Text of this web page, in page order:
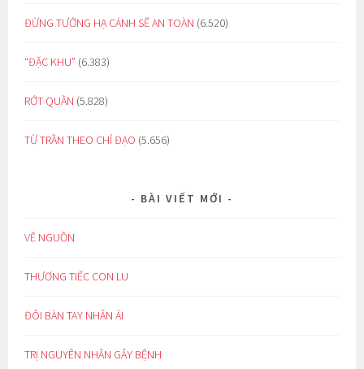
ĐỪNG TƯỞNG HẠ CÁNH SẼ AN TOÀN (6.520)
“ĐẶC KHU” (6.383)
RỚT QUẦN (5.828)
TỪ TRẦN THEO CHỈ ĐẠO (5.656)
BÀI VIẾT MỚI
VỀ NGUỒN
THƯƠNG TIẾC CON LU
ĐÔI BÀN TAY NHÂN ÁI
TRỊ NGUYÊN NHÂN GÂY BỆNH